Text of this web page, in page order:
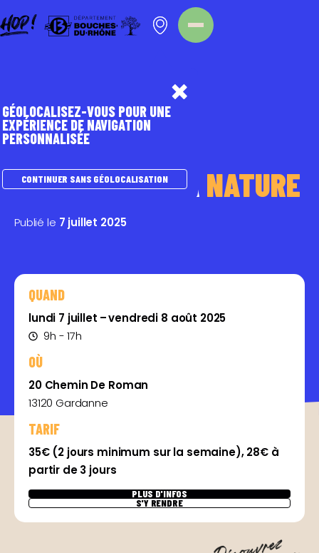
ATELIERSDE LA NATURE
Nos évènements
Publié le 7 juillet 2025
QUAND
lundi 7 juillet – vendredi 8 août 2025
9h - 17h
OÙ
20 Chemin De Roman
13120 Gardanne
TARIF
35€ (2 jours minimum sur la semaine), 28€ à
partir de 3 jours
PLUS D'INFOS
S'Y RENDRE
GÉOLOCALISEZ-VOUS POUR UNE
EXPÉRIENCE DE NAVIGATION
PERSONNALISÉE
CONTINUER SANS GÉOLOCALISATION